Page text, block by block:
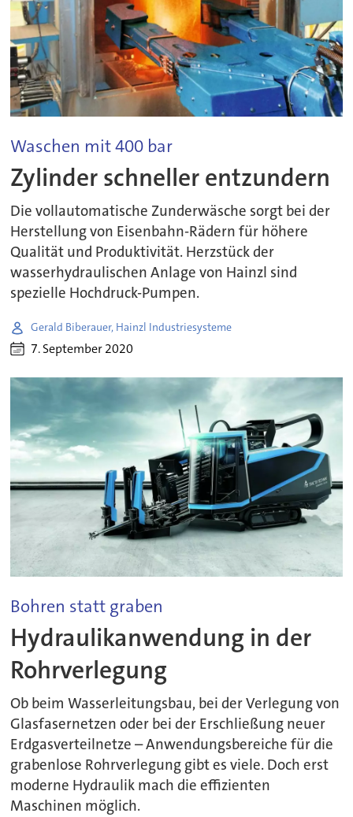
Waschen mit 400 bar
Zylinder schneller entzundern
Die vollautomatische Zunderwäsche sorgt bei der
Herstellung von Eisenbahn-Rädern für höhere
Qualität und Produktivität. Herzstück der
wasserhydraulischen Anlage von Hainzl sind
spezielle Hochdruck-Pumpen.
Gerald Biberauer, Hainzl Industriesysteme
7. September 2020
Bohren statt graben
Hydraulikanwendung in der
Rohrverlegung
Ob beim Wasserleitungsbau, bei der Verlegung von
Glasfasernetzen oder bei der Erschließung neuer
Erdgasverteilnetze – Anwendungsbereiche für die
grabenlose Rohrverlegung gibt es viele. Doch erst
moderne Hydraulik mach die effizienten
Maschinen möglich.